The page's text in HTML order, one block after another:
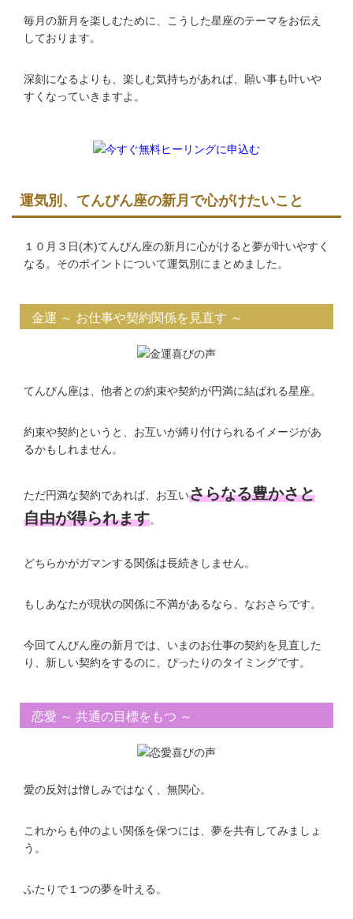
毎月の新月を楽しむために、こうした星座のテーマをお伝え
しております。
深刻になるよりも、楽しむ気持ちがあれば、願い事も叶いや
すくなっていきますよ。
運気別、てんびん座の新月で心がけたいこと
１０月３日(木)てんびん座の新月に心がけると夢が叶いやすく
なる。そのポイントについて運気別にまとめました。
金運 ～ お仕事や契約関係を見直す ～
てんびん座は、他者との約束や契約が円満に結ばれる星座。
約束や契約というと、お互いが縛り付けられるイメージがあ
るかもしれません。
ただ円満な契約であれば、お互いさらなる豊かさと
自由が得られます。
どちらかがガマンする関係は長続きしません。
もしあなたが現状の関係に不満があるなら、なおさらです。
今回てんびん座の新月では、いまのお仕事の契約を見直した
り、新しい契約をするのに、ぴったりのタイミングです。
恋愛 ～ 共通の目標をもつ ～
愛の反対は憎しみではなく、無関心。
これからも仲のよい関係を保つには、夢を共有してみましょ
う。
ふたりで１つの夢を叶える。